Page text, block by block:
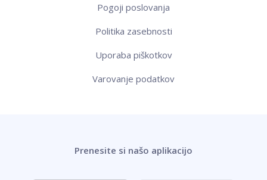
Pogoji poslovanja
Politika zasebnosti
Uporaba piškotkov
Varovanje podatkov
Prenesite si našo aplikacijo